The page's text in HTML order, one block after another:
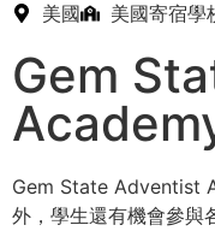
美國 美國寄宿學
Gem
Gem State Adventist
外，學生還有機會參與